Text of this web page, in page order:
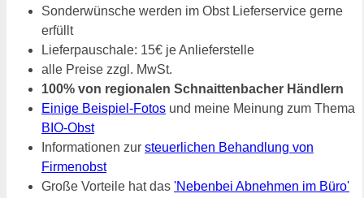
Sonderwünsche werden im Obst Lieferservice gerne
erfüllt
Lieferpauschale: 15€ je Anlieferstelle
alle Preise zzgl. MwSt.
100% von regionalen Schnaittenbacher Händlern
Einige Beispiel-Fotos und meine Meinung zum Thema
BIO-Obst
Informationen zur steuerlichen Behandlung von
Firmenobst
Große Vorteile hat das 'Nebenbei Abnehmen im Büro'